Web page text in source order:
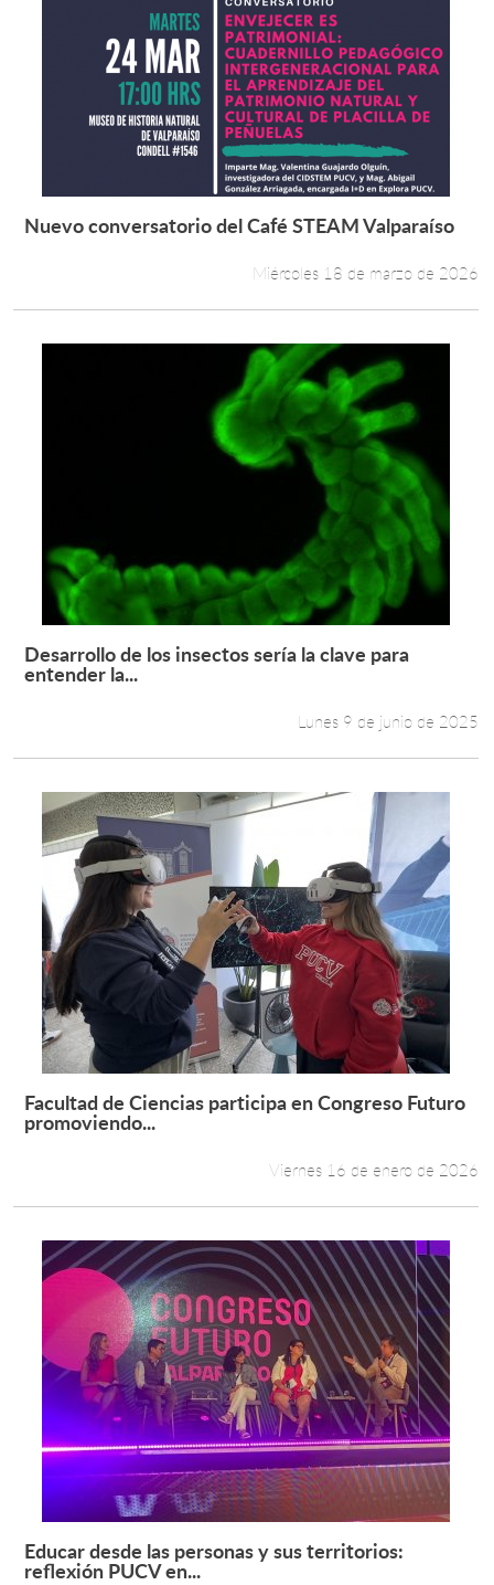
Leer más +
Nuevo conversatorio del Café STEAM Valparaíso
Miércoles 18 de marzo de 2026
Leer más +
Desarrollo de los insectos sería la clave para
entender la...
Lunes 9 de junio de 2025
Leer más +
Facultad de Ciencias participa en Congreso Futuro
promoviendo...
Viernes 16 de enero de 2026
Leer más +
Educar desde las personas y sus territorios:
reflexión PUCV en...